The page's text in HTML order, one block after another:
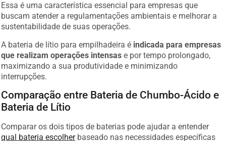
Essa é uma característica essencial para empresas que
buscam atender a regulamentações ambientais e melhorar a
sustentabilidade de suas operações.
A bateria de lítio para empilhadeira é indicada para empresas
que realizam operações intensas e por tempo prolongado,
maximizando a sua produtividade e minimizando
interrupções.
Comparação entre Bateria de Chumbo-Ácido e
Bateria de Lítio
Comparar os dois tipos de baterias pode ajudar a entender
qual bateria escolherbaseado nas necessidades específicas